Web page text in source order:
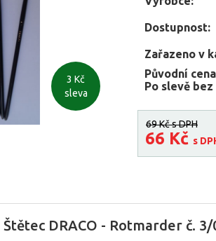
3 Kč
sleva
Dostupnost:
Zařazeno v
Původní
Po slevě bez
69 Kčs DPH
66 Kč s
Štětec DRACO - Rotmarder č. 3/